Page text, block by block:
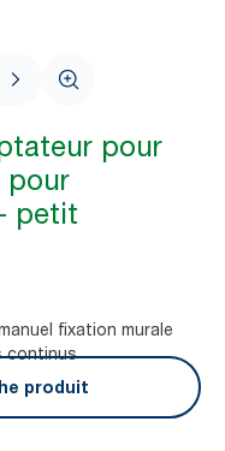
pour
pour
petit
fixation murale
continus
produit